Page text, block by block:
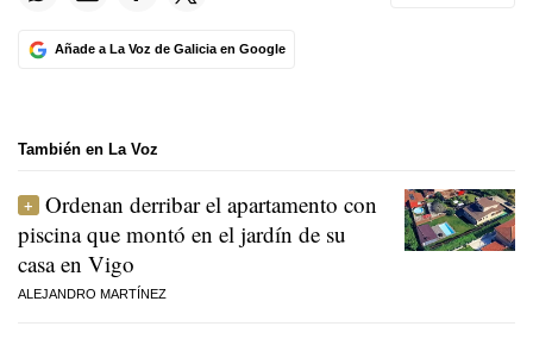
Añade a La Voz de Galicia en Google
También en La Voz
Ordenan derribar el apartamento con
piscina que montó en el jardín de su
casa en Vigo
ALEJANDRO MARTÍNEZ